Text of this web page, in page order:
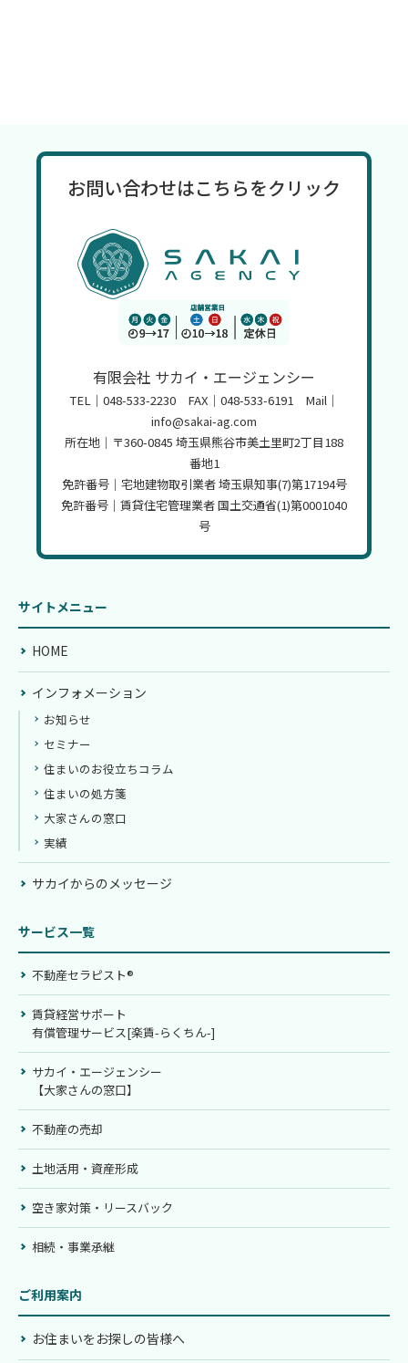
2024年10月 (4)
2024年9月 (3)
2024年7月 (1)
2023年10月 (1)
2023年6月
(1)
2022年1月 (1)
2021年10月
お問い合わせはこちらをクリック
有限会社 サカイ・エージェンシー
TEL｜048-533-2230 FAX｜048-533-6191 Mail｜
info@sakai-ag.com
所在地｜〒360-0845 埼玉県熊谷市美土里町2丁目188
番地1
免許番号｜宅地建物取引業者 埼玉県知事(7)第17194号
免許番号｜賃貸住宅管理業者 国土交通省(1)第0001040
号
サイトメニュー
HOME
インフォメーション
お知らせ
セミナー
住まいのお役立ちコラム
住まいの処方箋
大家さんの窓口
実績
サカイからのメッセージ
サービス一覧
不動産セラピスト®
賃貸経営サポート
有償管理サービス[楽賃-らくちん-]
サカイ・エージェンシー
【大家さんの窓口】
不動産の売却
土地活用・資産形成
空き家対策・リースバック
相続・事業承継
ご利用案内
お住まいをお探しの皆様へ